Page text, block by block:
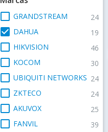
check_box_outline_blank GRANDSTREAM 24
check_box DAHUA 19
check_box_outline_blank HIKVISION 46
check_box_outline_blank KOCOM 30
check_box_outline_blank UBIQUITI NETWORKS 24
check_box_outline_blank ZKTECO 24
check_box_outline_blank AKUVOX 25
check_box_outline_blank FANVIL 39